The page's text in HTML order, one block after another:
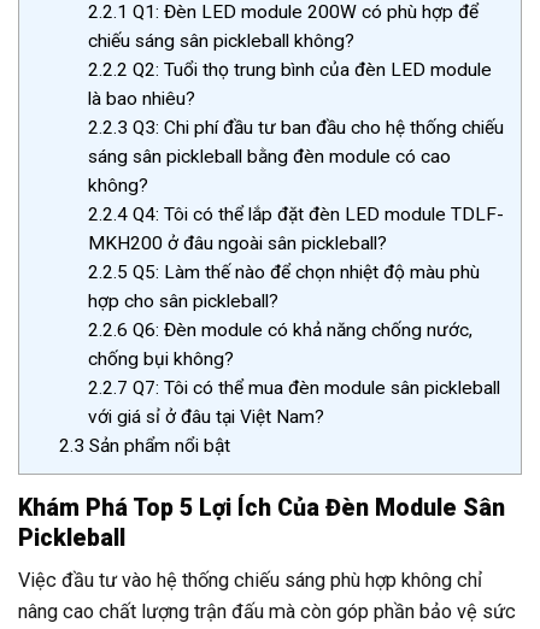
2.2.1 Q1: Đèn LED module 200W có phù hợp để
chiếu sáng sân pickleball không?
2.2.2 Q2: Tuổi thọ trung bình của đèn LED module
là bao nhiêu?
2.2.3 Q3: Chi phí đầu tư ban đầu cho hệ thống chiếu
sáng sân pickleball bằng đèn module có cao
không?
2.2.4Q4: Tôi có thể lắp đặt đèn LED module TDLF-
MKH200 ở đâu ngoài sân pickleball?
2.2.5 Q5: Làm thế nào để chọn nhiệt độ màu phù
hợp cho sân pickleball?
2.2.6 Q6: Đèn module có khả năng chống nước,
chống bụi không?
2.2.7 Q7: Tôi có thể mua đèn module sân pickleball
với giá sỉ ở đâu tại Việt Nam?
2.3 Sản phẩm nổi bật
Khám Phá Top 5 Lợi Ích Của Đèn Module Sân
Pickleball
Việc đầu tư vào hệ thống chiếu sáng phù hợp không chỉ
nâng cao chất lượng trận đấu mà còn góp phần bảo vệ sức